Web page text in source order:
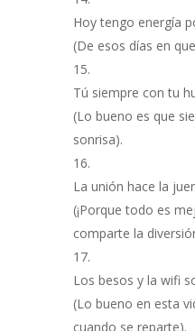
Hoy tengo energía
(De esos días en
Tú siempre con tu
(Lo bueno es que
sonrisa).
La unión hace la
(¡Porque todo es
comparte la
Los besos y la wifi
(Lo bueno en esta
cuando se reparte).